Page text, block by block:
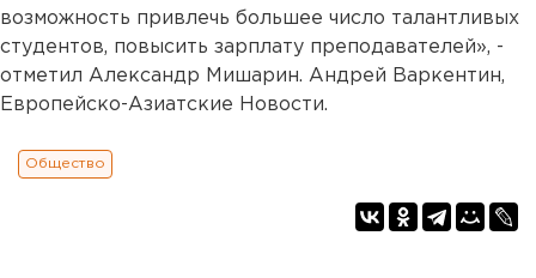
возможность привлечь большее число талантливых
студентов, повысить зарплату преподавателей», -
отметил Александр Мишарин. Андрей Варкентин,
Европейско-Азиатские Новости.
Общество